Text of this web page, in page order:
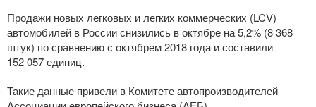
Продажи новых легковых и легких коммерческих (LCV)
автомобилей в России снизились в октябре на 5,2% (8 368
штук) по сравнению с октябрем 2018 года и составили
152 057 единиц.
Такие данные привели в Комитете автопроизводителей